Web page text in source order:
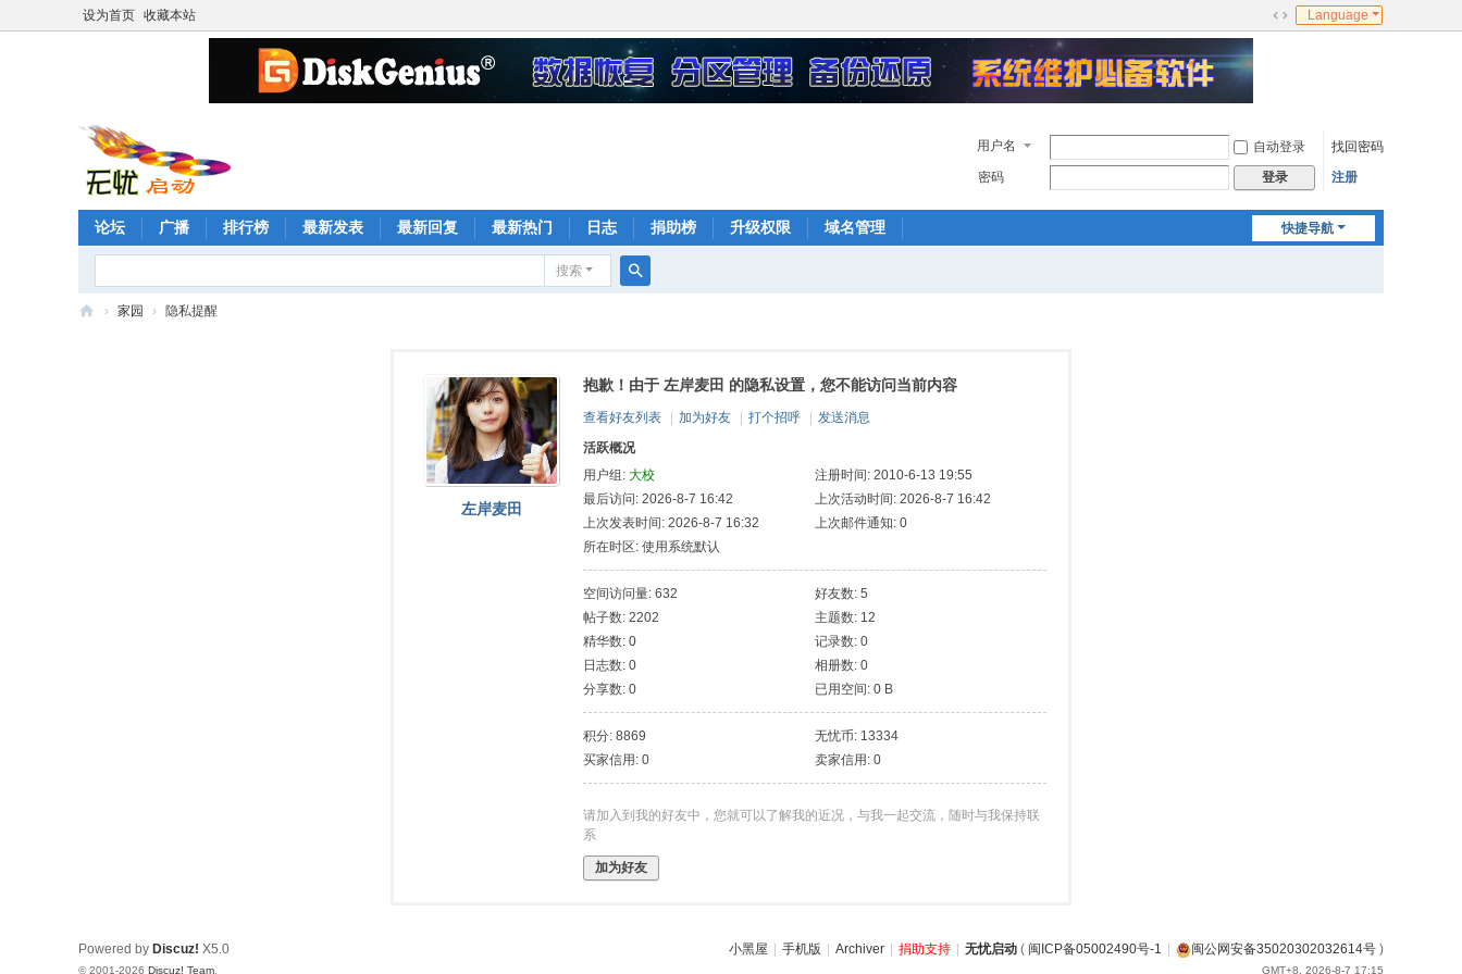
设为首页 收藏本站
切
Language
用户名 自动登录
找回密码
密码
登录 注册
快捷导航
论坛 广播 排行榜 最新发表 最新回复 最新热门 日志 捐助榜 升级权限 域名管理
搜索
› 家园 › 隐私提醒
左岸麦田
抱歉！由于 左岸麦田 的隐私设置，您不能访问当前内容
查看好友列表 加为好友 打个招呼
发送消息
活跃概况
用户组: 大校
注册时间: 2010-6-13 19:55
最后访问: 2026-8-7 16:42
上次活动时间: 2026-8-7 16:42
上次发表时间: 2026-8-7 16:32
上次邮件通知: 0
所在时区: 使用系统默认
空间访问量: 632
好友数: 5
帖子数: 2202
主题数: 12
精华数: 0
记录数: 0
日志数: 0
相册数: 0
分享数: 0
已用空间: 0 B
积分: 8869
无忧币: 13334
买家信用: 0
卖家信用: 0
请加入到我的好友中，您就可以了解我的近况，与我一起交流，随时与我保持联
系
加为好友
小黑屋 手机版 Archiver 捐助支持 无忧启动 ( 闽ICP备05002490号-1 闽公网安备35020302032614号 )
GMT+8, 2026-8-7 17:15
Powered by Discuz! X5.0
© 2001-2026 Discuz! Team